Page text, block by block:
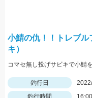
小鯖の仇！！トレブ
キ）
釣行日
釣行時間